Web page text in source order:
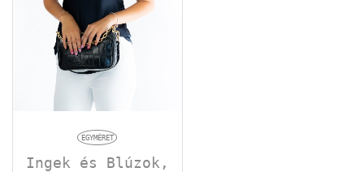
EGYMÉRET
Ingek és Blúzok ,